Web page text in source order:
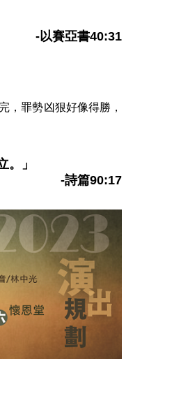
-以賽亞書40:31
，罪勢凶狠好像得勝，
。」
-詩篇90:17